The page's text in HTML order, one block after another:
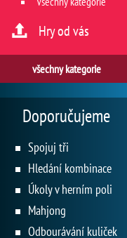
Hry od vás
všechny kategorie
Doporučujeme
Spojuj tři
Hledání kombinace
Úkoly v herním poli
Mahjong
Odbourávání kuliček